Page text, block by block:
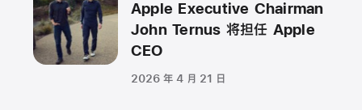
Apple Executive Chairman
John Ternus 将担任 Apple
CEO
2026 年 4 月 21 日